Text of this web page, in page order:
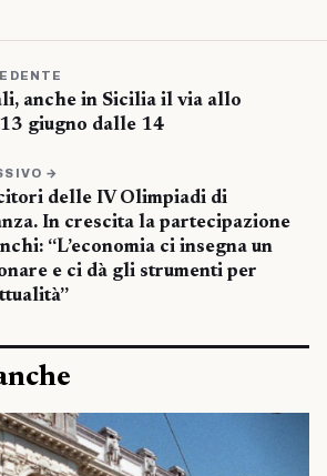
anche in Sicilia il via allo
giugno dalle 14
→
delle IV Olimpiadi di
In crescita la partecipazione
“L’economia ci insegna un
e ci dà gli strumenti per